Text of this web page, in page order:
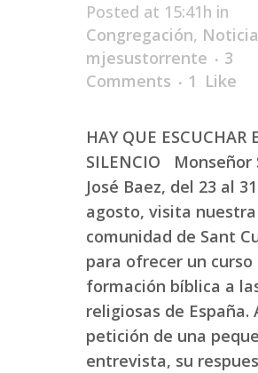
Posted at 15:41h in
Congregación,
mjesustorrente
3
Comments
1 Like
HAY QUE ESCUCHAR
SILENCIO Monseñor
José Baez, del 23 al
agosto, visita nuestra
comunidad de Sant
para ofrecer un curso
formación bíblica a
religiosas de España.
petición de una
entrevista, su